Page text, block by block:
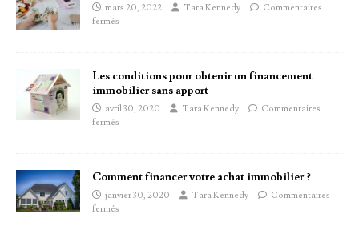
mars 20, 2022 Tara Kennedy
Commentaires
fermés
Les conditions pour obtenir un financement
immobilier sans apport
avril 30, 2020 Tara Kennedy
Commentaires
fermés
Comment financer votre achat immobilier ?
janvier 30, 2020 Tara Kennedy
Commentaires
fermés